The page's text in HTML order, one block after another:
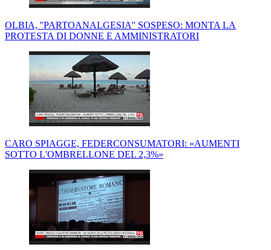
OLBIA, ''PARTOANALGESIA'' SOSPESO: MONTA LA
PROTESTA DI DONNE E AMMINISTRATORI
CARO SPIAGGE, FEDERCONSUMATORI: «AUMENTI
SOTTO L'OMBRELLONE DEL 2,3%»